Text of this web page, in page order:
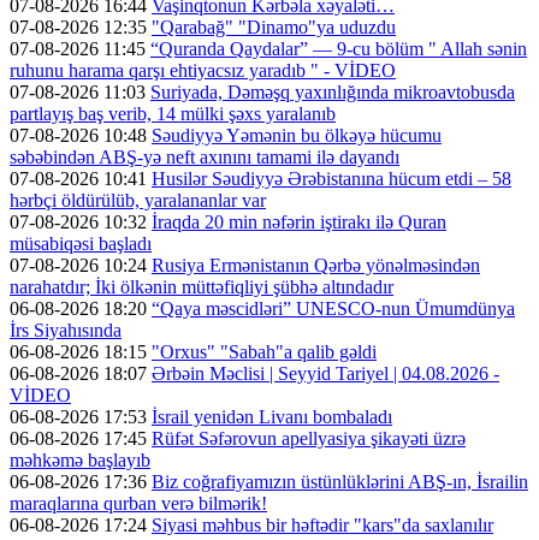
07-08-2026 16:44 Vaşinqtonun Kərbəla xəyaləti…
07-08-2026 12:35 "Qarabağ" "Dinamo"ya uduzdu
07-08-2026 11:45 “Quranda Qaydalar” — 9-cu bölüm " Allah sənin
ruhunu harama qarşı ehtiyacsız yaradıb " - VİDEO
07-08-2026 11:03 Suriyada, Dəməşq yaxınlığında mikroavtobusda
partlayış baş verib, 14 mülki şəxs yaralanıb
07-08-2026 10:48 Səudiyyə Yəmənin bu ölkəyə hücumu
səbəbindən ABŞ-yə neft axınını tamami ilə dayandı
07-08-2026 10:41 Husilər Səudiyyə Ərəbistanına hücum etdi – 58
hərbçi öldürülüb, yaralananlar var
07-08-2026 10:32 İraqda 20 min nəfərin iştirakı ilə Quran
müsabiqəsi başladı
07-08-2026 10:24 Rusiya Ermənistanın Qərbə yönəlməsindən
narahatdır; İki ölkənin müttəfiqliyi şübhə altındadır
06-08-2026 18:20 “Qaya məscidləri” UNESCO-nun Ümumdünya
İrs Siyahısında
06-08-2026 18:15 "Orxus" "Sabah"a qalib gəldi
06-08-2026 18:07 Ərbəin Məclisi | Seyyid Tariyel | 04.08.2026 -
VİDEO
06-08-2026 17:53 İsrail yenidən Livanı bombaladı
06-08-2026 17:45 Rüfət Səfərovun apellyasiya şikayəti üzrə
məhkəmə başlayıb
06-08-2026 17:36 Biz coğrafiyamızın üstünlüklərini ABŞ-ın, İsrailin
maraqlarına qurban verə bilmərik!
06-08-2026 17:24 Siyasi məhbus bir həftədir "kars"da saxlanılır